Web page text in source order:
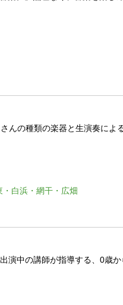
んの種類の楽器と生演奏に
白浜・網干・広畑
演中の講師が指導する、0歳